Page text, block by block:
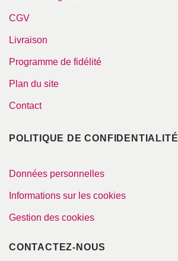
CGV
Livraison
Programme de fidélité
Plan du site
Contact
POLITIQUE DE CONFIDENTIALITÉ
Données personnelles
Informations sur les cookies
Gestion des cookies
CONTACTEZ-NOUS